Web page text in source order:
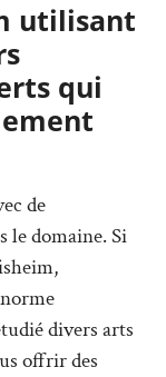
utilisant
qui
de
le domaine. Si
divers arts
offrir des